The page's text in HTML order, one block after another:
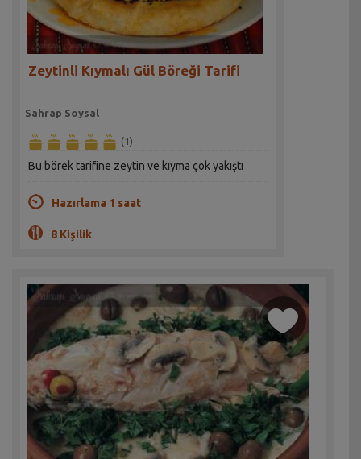
Zeytinli Kıymalı Gül Böreği Tarifi
Sahrap Soysal
(1)
Bu börek tarifine zeytin ve kıyma çok yakıştı
Hazırlama 1 saat
8 Kişilik